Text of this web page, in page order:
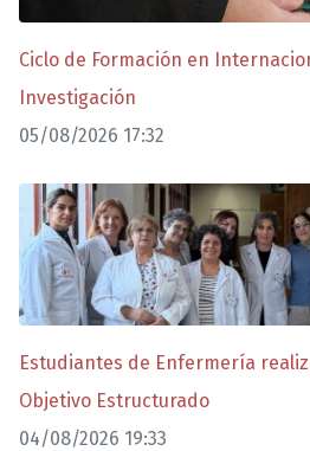
Ciclo de Formación en
Investigación
05/08/2026 17:32
Estudiantes de Enfermería
Objetivo Estructurado
04/08/2026 19:33